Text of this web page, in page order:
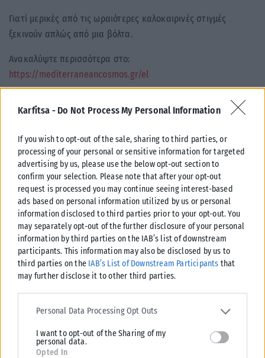
Karfitsa - Do Not Process My Personal Information
If you wish to opt-out of the sale, sharing to third parties, or
processing of your personal or sensitive information for targeted
advertising by us, please use the below opt-out section to
confirm your selection. Please note that after your opt-out
request is processed you may continue seeing interest-based
ads based on personal information utilized by us or personal
information disclosed to third parties prior to your opt-out. You
may separately opt-out of the further disclosure of your personal
information by third parties on the IAB’s list of downstream
participants. This information may also be disclosed by us to
third parties on the IAB’s List of Downstream Participants that
may further disclose it to other third parties.
Please note that this website/app uses one or more Google
services and may gather and store information including but not
deny consent to Google and its third-party tags to use your data
for below specified purposes in below Google consent section.
Personal Data Processing Opt Outs
I want to opt-out of the Sharing of my
personal data.
Opted In
Γιατί μερικές από τις ωραιότερες καλοκαιρινές στιγμές
ξεκινούν απλώς από μια βόλτα.
Ανακαλύψτε περισσότερα στο:
https://mediterraneancosmos.gr/el
Σχετικά Άρθρα